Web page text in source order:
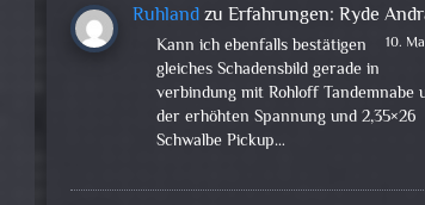
RuhlandzuErfahrungen: Ryde
10.
Kann ich ebenfalls bestätigen
gleiches Schadensbild gerade in
verbindung mit Rohloff Tandemnabe
der erhöhten Spannung und 2,35×26
Schwalbe Pickup…